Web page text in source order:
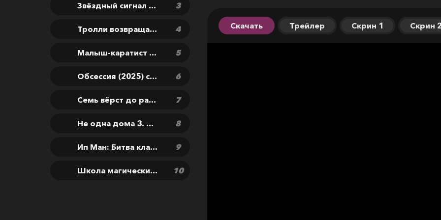
Скачать Трейлер Скрин 1 Скрин 2
Звёздный сигнал (2026) скачать фильм бесплатно
Тролли возвращаются! (2026) скачать мультфильм бесплатно
Малыш-каратист (2026) скачать фильм бесплатно
Обсессия (2025) скачать фильм бесплатно
Семь вёрст до рассвета (2026) скачать фильм бесплатно
Не одна дома 3. Выпускной (2026) скачать фильм бесплатно
Ип Ман: Битва кланов (2026) скачать фильм бесплатно
Школа магических зверей. Хранители чуда (2025) скачать фильм бесплатно